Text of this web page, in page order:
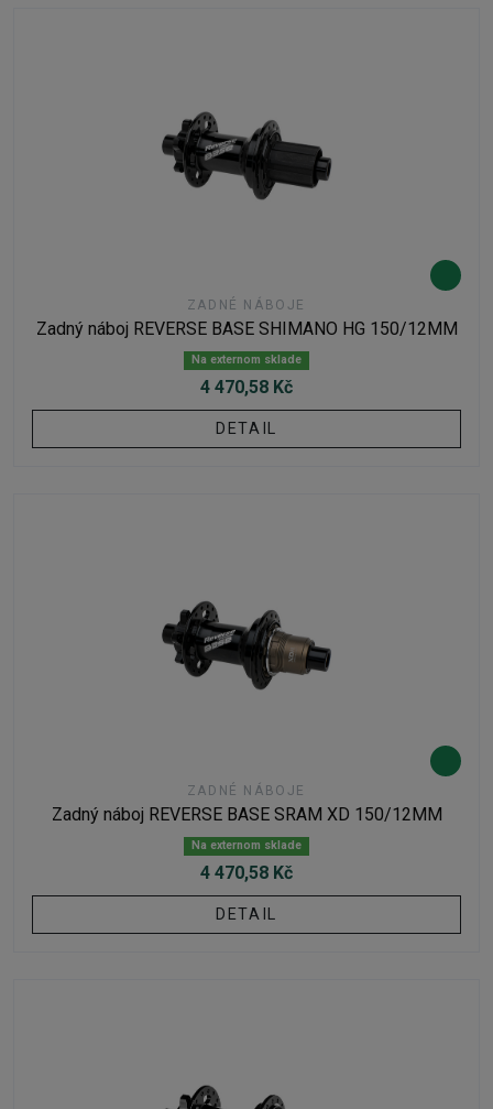
ZADNÉ NÁBOJE
Zadný náboj REVERSE BASE SHIMANO HG 150/12MM
Na externom sklade
4 470,58 Kč
DETAIL
ZADNÉ NÁBOJE
Zadný náboj REVERSE BASE SRAM XD 150/12MM
Na externom sklade
4 470,58 Kč
DETAIL